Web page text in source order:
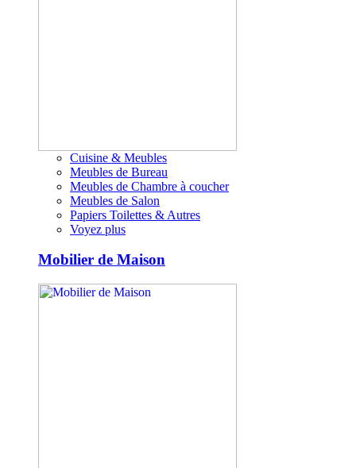
Cuisine & Meubles
Meubles de Bureau
Meubles de Chambre à coucher
Meubles de Salon
Papiers Toilettes & Autres
Voyez plus
Mobilier de Maison